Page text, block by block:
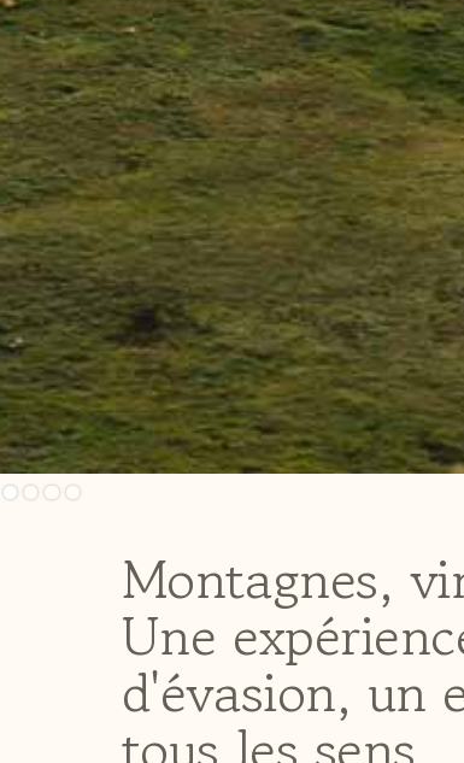
Slide 2 of 4.
Montagnes,
Une
d'évasion, un